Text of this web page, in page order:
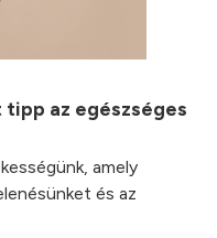
tipp az egészséges
amely
és az